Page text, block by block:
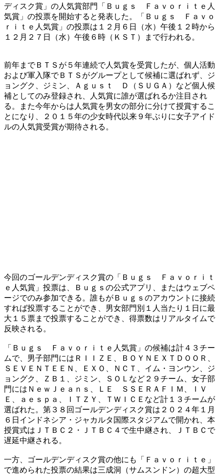
ディスク賞」の人気賞部門「Ｂｕｇｓ Ｆａｖｏｒｉｔｅ人
気賞」の投票を開始すると発表した。「Ｂｕｇｓ Ｆａｖｏ
ｒｉｔｅ人気賞」の投票は１２月６日（水）午後１２時から
１２月２７日（水）午後６時（ＫＳＴ）まで行われる。
​前年までＢＴＳが５年連続で人気賞を受賞したが、個人活動
および軍入隊でＢＴＳがグループとして候補に選ばれず、ジ
ョングク、ジミン、Ａｇｕｓｔ Ｄ（ＳＵＧＡ）など個人候
補としてのみ登録され、人気賞に誰が選ばれるか注目され
る。また今年からは人気賞を男女の部分に分けて授賞するこ
とになり、２０１５年の少女時代以来９年ぶりに女子アイド
ルの人気賞受賞が期待される。
​今回のゴールデンディスク賞の「Ｂｕｇｓ Ｆａｖｏｒｉｔ
ｅ人気賞」投票は、Ｂｕｇｓの公式アプリ、またはウェブペ
ージでのみ参加できる。誰もがＢｕｇｓのアカウントに接続
すれば投票することができ、男女部門別１人当たり１日に最
大１５票まで投票することができ、得票数はリアルタイムで
反映される。
​「Ｂｕｇｓ Ｆａｖｏｒｉｔｅ人気賞」の候補は計４３チー
ムで、男子部門にはＲＩＩＺＥ、ＢＯＹＮＥＸＴＤＯＯＲ、
ＳＥＶＥＮＴＥＥＮ、ＥＸＯ、ＮＣＴ、イム・ヨンウン、ジ
ョングク、ＺＢ１、ジミン、ＳＯＬなど２９チーム、女子部
門にはＮｅｗＪｅａｎｓ、ＬＥ ＳＳＥＲＡＦＩＭ、ＩＶ
Ｅ、ａｅｓｐａ、ＩＴＺＹ、ＴＷＩＣＥなど計１３チームが
選ばれた。第３８回ゴールデンディスク賞は２０２４年１月
６日インドネシア・ジャカルタ国際スタジアムで開かれ、本
授賞式はＪＴＢＣ２・ＪＴＢＣ４で生中継され、ＪＴＢＣで
遅延中継される。
​一方、ゴールデンディスク賞の他にも「Ｆａｖｏｒｉｔｅ」
で進められた投票の結果は三成洞（サムスンドン）の超大型